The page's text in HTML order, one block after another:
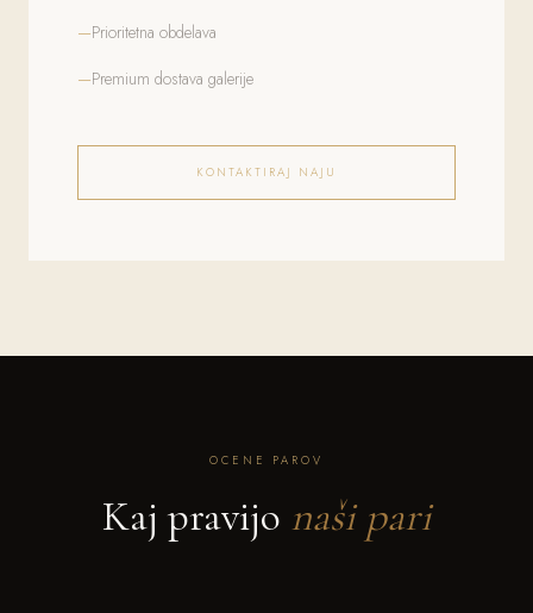
Prioritetna obdelava
Premium dostava galerije
KONTAKTIRAJ NAJU
OCENE PAROV
Kaj pravijo naši pari